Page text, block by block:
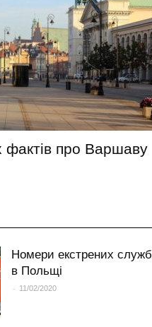
фактів про Варшаву
Номери екстрених служб
в Польщі
- 11/02/2020